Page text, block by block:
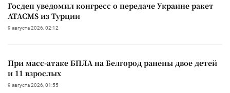
Госдеп уведомил конгресс о передаче Украине ракет
ATACMS из Турции
9 августа 2026, 02:12
При масс-атаке БПЛА на Белгород ранены двое детей
и 11 взрослых
9 августа 2026, 01:55